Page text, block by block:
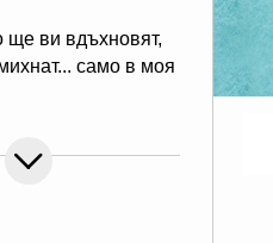
ще ви вдъхновят,
само в моя